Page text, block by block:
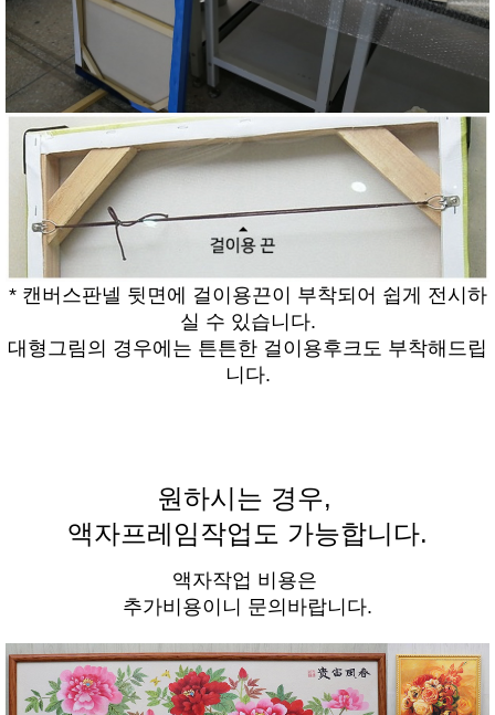
* 캔버스판넬 뒷면에 걸이용끈이 부착되어 쉽게 전시하
실 수 있습니다.
대형그림의 경우에는 튼튼한 걸이용후크도 부착해드립
니다.
원하시는 경우,
액자프레임작업도 가능합니다.
액자작업 비용은
추가비용이니 문의바랍니다.